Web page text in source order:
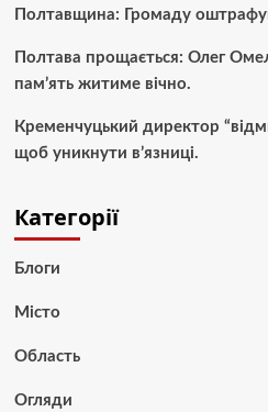
Полтавщина: Громаду
Полтава прощається: Олег
пам’ять житиме вічно.
Кременчуцький директор
щоб уникнути в’язниці.
Категорії
Блоги
Місто
Область
Огляди